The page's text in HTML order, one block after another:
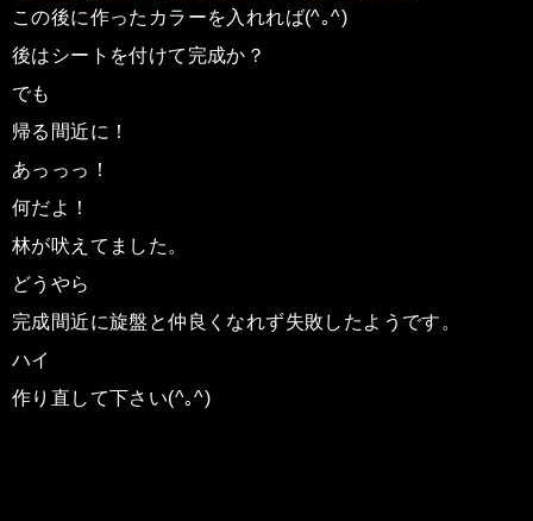
この後に作ったカラーを入れれば(^｡^)
後はシートを付けて完成か？
でも
帰る間近に！
あっっっ！
何だよ！
林が吠えてました。
どうやら
完成間近に旋盤と仲良くなれず失敗したようです。
ハイ
作り直して下さい(^｡^)